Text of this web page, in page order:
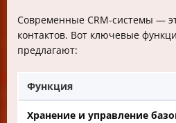
Современные CRM-системы —
контактов. Вот ключевые
предлагают:
Функция
Хранение и управление